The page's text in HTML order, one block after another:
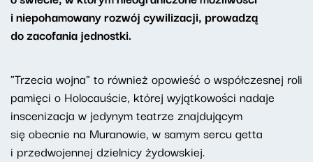
i niepohamowany rozwój cywilizacji, prowadzą
do zacofania jednostki.
"Trzecia wojna" to również opowieść o współczesnej roli
pamięci o Holocauście, której wyjątkowości nadaje
inscenizacja w jedynym teatrze znajdującym
się obecnie na Muranowie, w samym sercu getta
i przedwojennej dzielnicy żydowskiej.